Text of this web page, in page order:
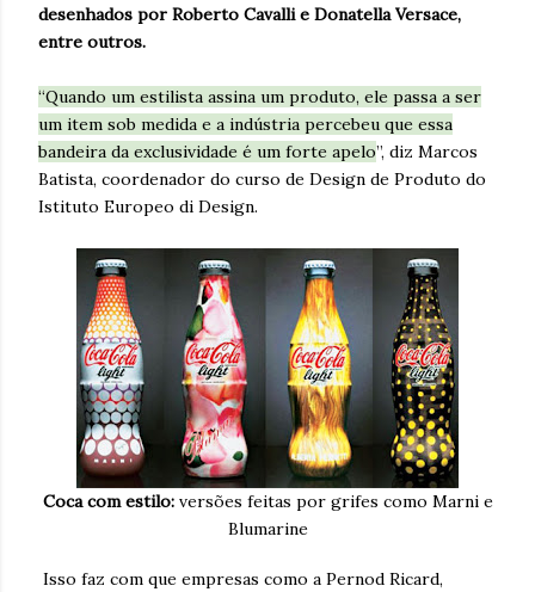
desenhados por Roberto Cavalli e Donatella Versace,
entre outros.
“Quando um estilista assina um produto, ele passa a ser
um item sob medida e a indústria percebeu que essa
bandeira da exclusividade é um forte apelo”, diz Marcos
Batista, coordenador do curso de Design de Produto do
Istituto Europeo di Design.
Coca com estilo: versões feitas por grifes como Marni e
Blumarine
Isso faz com que empresas como a Pernod Ricard,